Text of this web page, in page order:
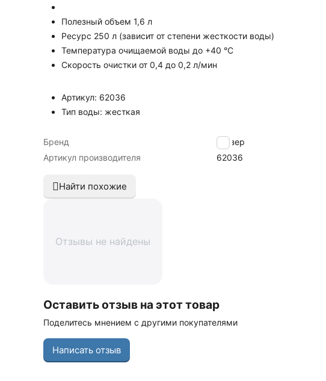
Полезный объем 1,6 л
Ресурс 250 л (зависит от степени жесткости воды)
Температура очищаемой воды до +40 °С
Скорость очистки от 0,4 до 0,2 л/мин
Артикул: 62036
Тип воды: жесткая
Бренд
Гейзер
Артикул производителя
62036
Найти похожие
Отзывы не найдены
Оставить отзыв на этот товар
Поделитесь мнением с другими покупателями
Написать отзыв